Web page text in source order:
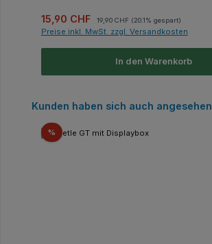
Verkaufspreis:
15,90 CHF 19,90 CHF (20.1% gespart)
Preise inkl. MwSt. zzgl. Versandkosten
In den Warenkorb
Produktgalerie überspringen
Kunden haben sich auch angesehen
%Rabatt